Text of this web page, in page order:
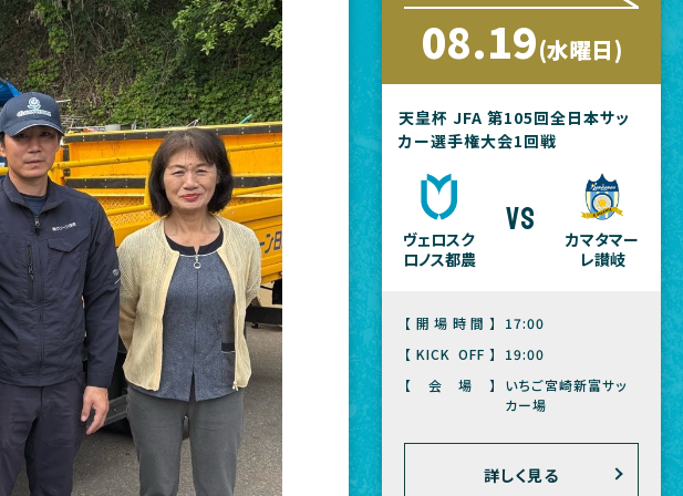
08.19(水曜日)
天皇杯 JFA 第105回全日本サッ
カー選手権大会1回戦
ヴェロスク
ロノス都農
vs
カマタマー
レ讃岐
【開場時間】
17:00
【KICK OFF】
19:00
【会場】
いちご宮崎新富サッ
カー場
詳しく見る